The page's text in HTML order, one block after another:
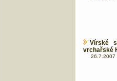
Vírské
vrchařské
26.7.2007